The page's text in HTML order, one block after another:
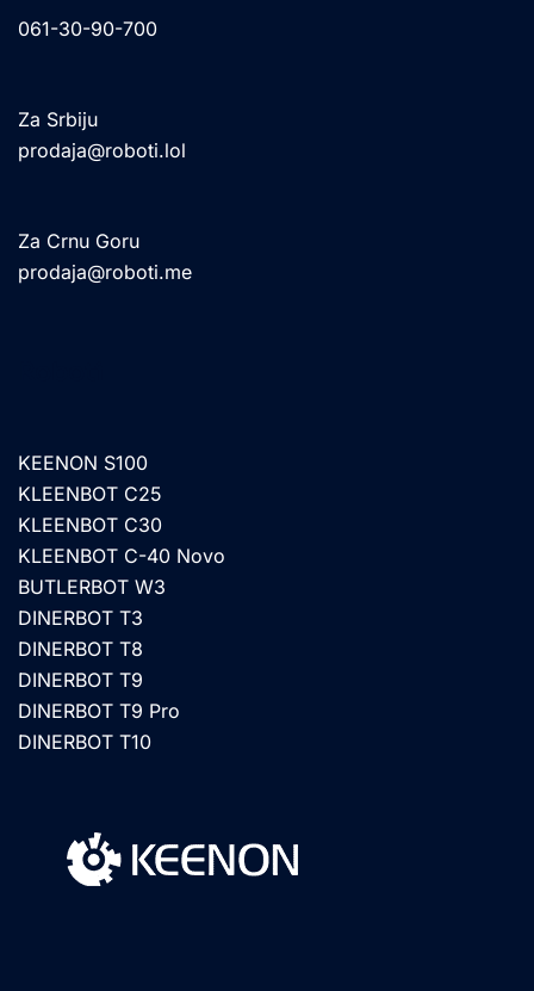
061-30-90-700
Za Srbiju
prodaja@roboti.lol
Za Crnu Goru
prodaja@roboti.me
KEENON S100
KLEENBOT C25
KLEENBOT C30
KLEENBOT C-40 Novo
BUTLERBOT W3
DINERBOT T3
DINERBOT T8
DINERBOT T9
DINERBOT T9 Pro
DINERBOT T10